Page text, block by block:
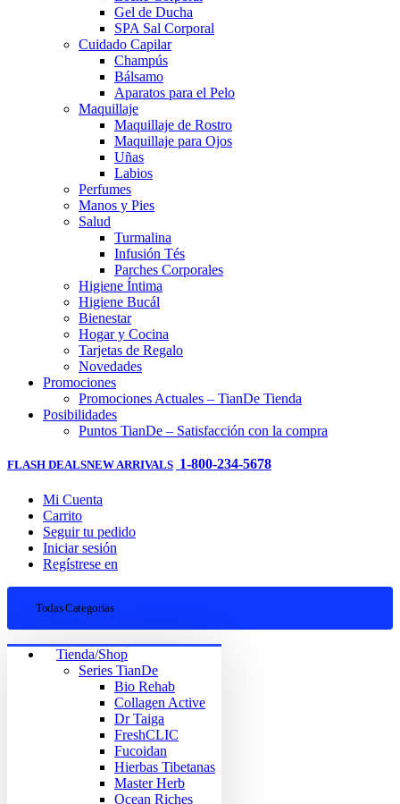
Gel de Ducha
SPA Sal Corporal
Cuidado Capilar
Champús
Bálsamo
Aparatos para el Pelo
Maquillaje
Maquillaje de Rostro
Maquillaje para Ojos
Uñas
Labios
Perfumes
Manos y Pies
Salud
Turmalina
Infusión Tés
Parches Corporales
Higiene Íntima
Higiene Bucál
Bienestar
Hogar y Cocina
Tarjetas de Regalo
Novedades
Promociones
Promociones Actuales – TianDe Tienda
Posibilidades
Puntos TianDe – Satisfacción con la compra
FLASH DEALSNEW ARRIVALS 1-800-234-5678
Mi Cuenta
Carrito
Seguir tu pedido
Iniciar sesión
Regístrese en
Todas Categorias
Tienda/Shop
Series TianDe
Bio Rehab
Collagen Active
Dr Taiga
FreshCLIC
Fucoidan
Hierbas Tibetanas
Master Herb
Ocean Riches